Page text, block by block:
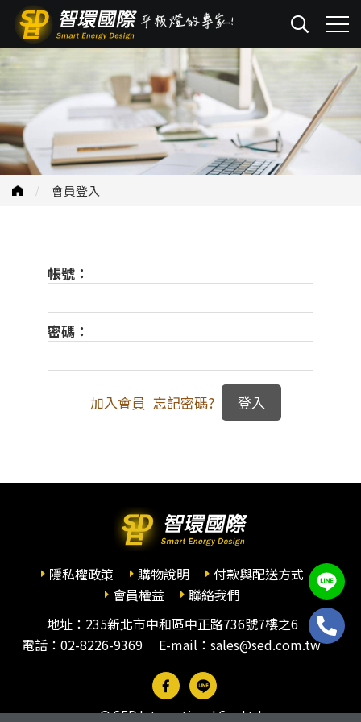
會員登入
帳號：
密碼：
加入會員 忘記密碼?
隱私權政策 購物說明
付款與配送方式
會員權益
聯絡我們
地址：235新北市中和區中正路736號7樓之6
電話： 02-8226-9369 E-mail：sales@sed.com.tw
© SED International Co., Ltd